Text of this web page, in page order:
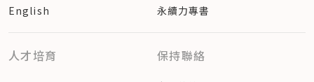
English
永續力專書
人才培育 保持聯絡